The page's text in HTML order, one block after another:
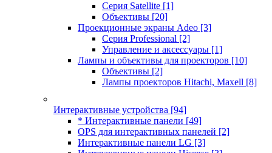
Серия Satellite [1]
Объективы [20]
Проекционные экраны Adeo [3]
Серия Professional [2]
Управление и аксессуары [1]
Лампы и объективы для проекторов [10]
Объективы [2]
Лампы проекторов Hitachi, Maxell [8]
Интерактивные устройства [94]
* Интерактивные панели [49]
OPS для интерактивных панелей [2]
Интерактивные панели LG [3]